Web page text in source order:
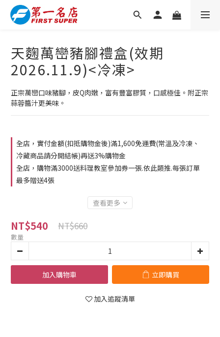
天麴萬巒豬腳禮盒(效期
2026.11.9)<冷凍>
正宗萬巒口味豬腳，皮Q肉嫩，富有豐富膠質，口感極佳。附正宗
蒜蓉醬汁更美味。
全店，實付金額(扣抵購物金後)滿1,600免運費(常溫及冷凍、
冷藏商品請分開結帳)再送3%購物金
全店，購物滿3000送料理教室參加券一張.依此類推.每張訂單
最多贈送4張
查看更多
NT$540 NT$660
數量
加入購物車 立即購買
加入追蹤清單